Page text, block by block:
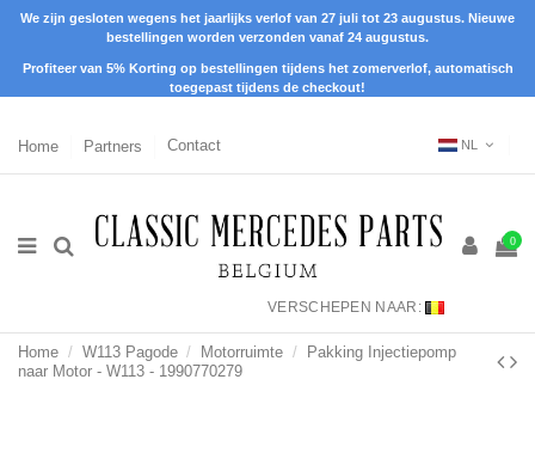
We zijn gesloten wegens het jaarlijks verlof van 27 juli tot 23 augustus. Nieuwe
bestellingen worden verzonden vanaf 24 augustus.
Profiteer van 5% Korting op bestellingen tijdens het zomerverlof, automatisch
toegepast tijdens de checkout!
Home Partners Contact NL
0
VERSCHEPEN NAAR:
Home W113 Pagode Motorruimte
Pakking Injectiepomp
naar Motor - W113 - 1990770279